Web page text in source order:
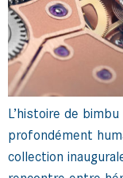
L’histoire de
profondément
collection